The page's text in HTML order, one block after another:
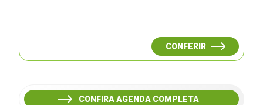
CONFERIR
CONFIRA AGENDA COMPLETA